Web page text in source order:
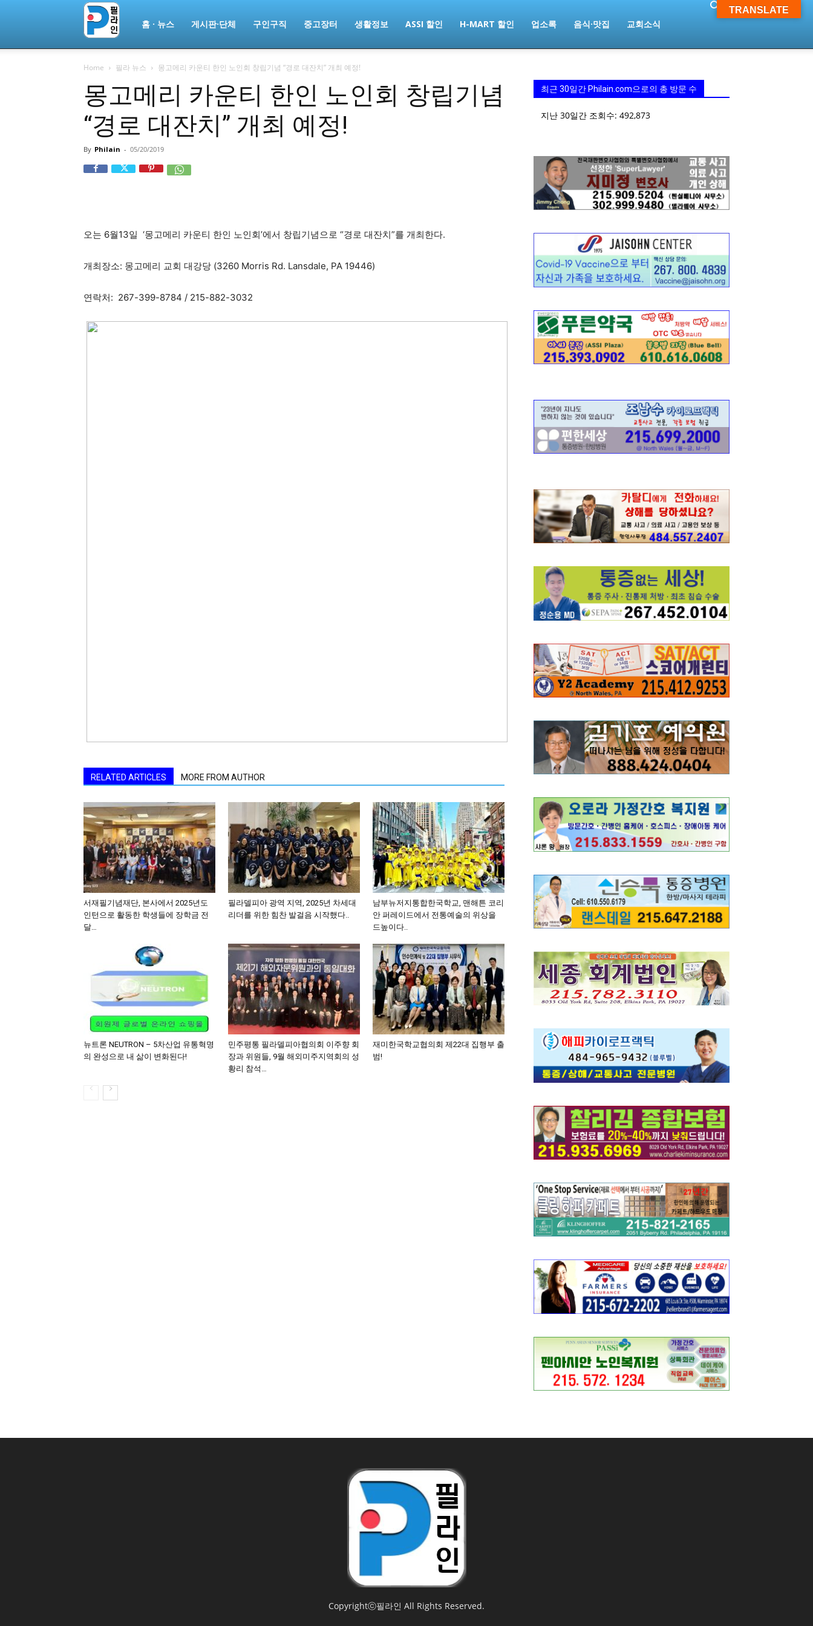
라
인
ￜ
라
홈 · 뉴스 게시판·단체 구인구직 중고장터 생활정보 ASSI 할인 H-MART 할인 업소록 음식·맛집 교회소식
Home 필라 뉴스 몽고메리 카운티 한인 노인회 창립기념 “경로 대잔치” 개최 예정!
몽고메리 카운티 한인 노인회 창립기념
“경로 대잔치” 개최 예정!
By Philain - 05/20/2019
오는 6월13일 ‘몽고메리 카운티 한인 노인회’에서 창립기념으로 “경로 대잔치”를 개최한다.
개최장소: 몽고메리 교회 대강당 (3260 Morris Rd. Lansdale, PA 19446)
연락처: 267-399-8784 / 215-882-3032
RELATED ARTICLES MORE FROM AUTHOR
서재필기념재단, 본사에서 2025년도
인턴으로 활동한 학생들에 장학금 전
달…
필라델피아 광역 지역, 2025년 차세대
리더를 위한 힘찬 발걸음 시작했다..
남부뉴저지통합한국학교, 맨해튼 코리
안 퍼레이드에서 전통예술의 위상을
드높이다..
뉴트론 NEUTRON – 5차산업 유통혁명
의 완성으로 내 삶이 변화된다!
민주평통 필라델피아협의회 이주향 회
장과 위원들, 9월 해외미주지역회의 성
황리 참석…
재미한국학교협의회 제22대 집행부 출
범!
최근 30일간 Philain.com으로의 총 방문 수
지난 30일간 조회수: 492,873
Copyrightⓒ필라인 All Rights Reserved.
TRANSLATE